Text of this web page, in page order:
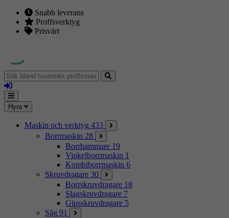
Snabb leverans
Proffsverktyg
Prisvärt
Sök
bland
tusentals
proffsmaskiner
Logga
in
Mina
sidor
Meny
Hyra
Maskin och verktyg 433
Borrmaskin 28
Borrhammare 19
Vinkelborrmaskin 1
Kombiborrmaskin 6
Skruvdragare 30
Borrskruvdragare 18
Slagskruvdragare 7
Gipsskruvdragare 5
Såg 91